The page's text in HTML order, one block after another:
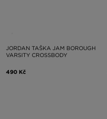
JORDAN TAŠKA JAM BOROUGH
VARSITY CROSSBODY
490 Kč